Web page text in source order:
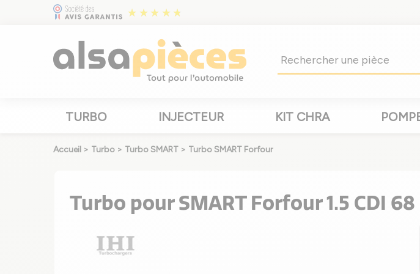
TURBO INJECTEUR KIT CHRA
Accueil > Turbo > Turbo SMART > Turbo SMART Forfour
Turbo pour SMART Forfour 1.5 CDI 68